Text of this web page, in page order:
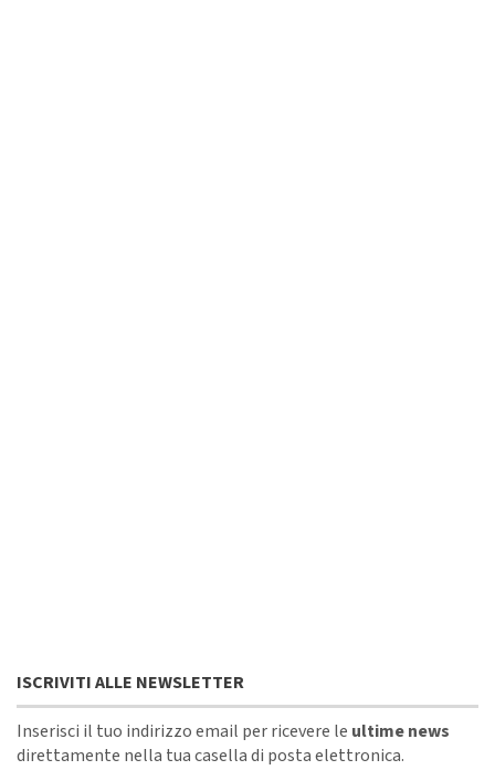
ISCRIVITI ALLE NEWSLETTER
Inserisci il tuo indirizzo email per ricevere le ultime news
direttamente nella tua casella di posta elettronica.